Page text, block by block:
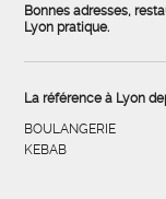
Bonnes adresses,
Lyon pratique.
La référence à Lyon
BOULANGERIE
KEBAB